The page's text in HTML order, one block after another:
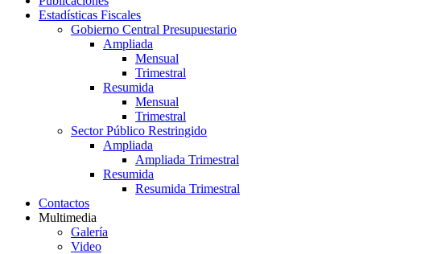
Estadísticas Fiscales
Gobierno Central Presupuestario
Ampliada
Mensual
Trimestral
Resumida
Mensual
Trimestral
Sector Público Restringido
Ampliada
Ampliada Trimestral
Resumida
Resumida Trimestral
Contactos
Multimedia
Galería
Video